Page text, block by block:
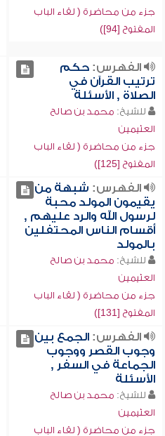
جزء من محاضرة ( لقاء الباب
المفتوح [94])
الفهرس:حكم
ترتيب القرآن في
الصلاة , الأسئلة
للشيخ: محمد بن صالح
العثيمين
جزء من محاضرة ( لقاء الباب
المفتوح [125])
الفهرس: شبهة من
يقيمون المولد محبة
لرسول الله والرد عليهم ,
أقسام الناس المحتفلين
بالمولد
للشيخ: محمد بن صالح
العثيمين
جزء من محاضرة ( لقاء الباب
المفتوح [131])
الفهرس:الجمع بين
وجوب القصر ووجوب
الجماعة في السفر ,
الأسئلة
للشيخ: محمد بن صالح
العثيمين
جزء من محاضرة ( لقاء الباب